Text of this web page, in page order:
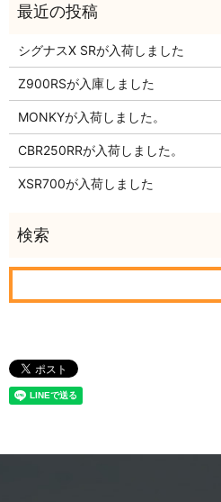
シグナスX SRが入荷しました
Z900RSが入庫しました
MONKYが入荷しました。
CBR250RRが入荷しました。
XSR700が入荷しました